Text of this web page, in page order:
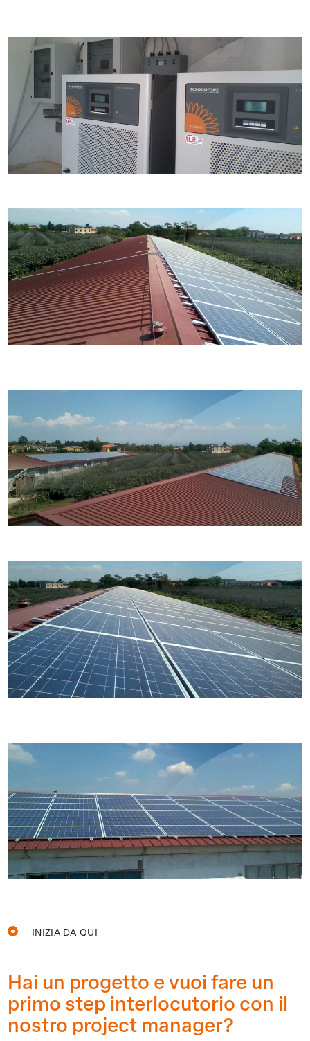
INIZIA DA QUI
Hai un progetto e vuoi fare un
primo step interlocutorio con il
nostro project manager?